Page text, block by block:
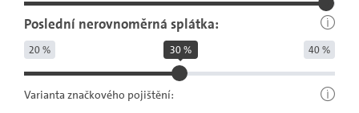
Poslední nerovnoměrná splátka:
20 % 40 %
30 %
Varianta značkového pojištění: